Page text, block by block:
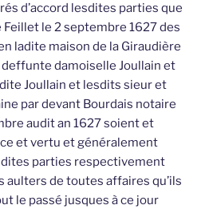
d’accord lesdites parties que
Feillet le 2 septembre 1627 des
ladite maison de la Giraudière
damoiselle Joullain et
Joullain et lesdits sieur et
par devant Bourdais notaire
audit an 1627 soient et
et vertu et généralement
parties respectivement
aulters de toutes affaires qu’ils
le passé jusques à ce jour